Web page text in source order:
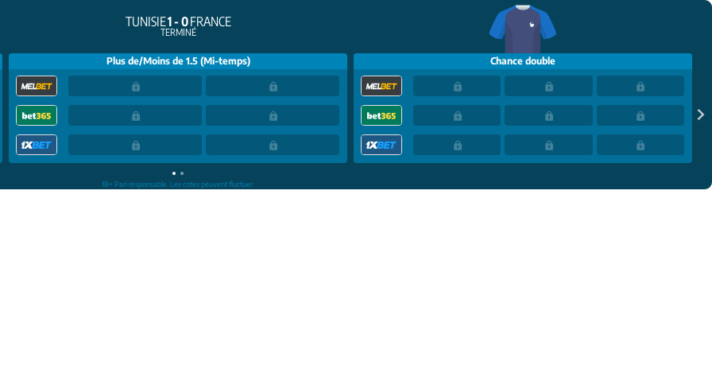
TUNISIE1 - 0FRANCE
TERMINÉ
Plus de/Moins de 1.5 (Mi-temps) Chance double
18+ Pari responsable. Les cotes peuvent fluctuer.